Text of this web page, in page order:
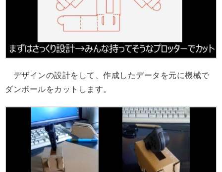
デザインの設計をして、作成したデータを元に機械で
ダンボールをカットします。